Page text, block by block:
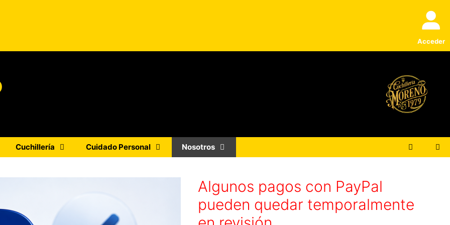
Acceder
Cuchillería Cuidado Personal Nosotros
Algunos pagos con PayPal
pueden quedar temporalmente